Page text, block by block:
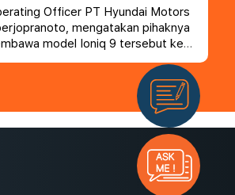
Officer PT Hyundai Motors
mengatakan pihaknya
model Ioniq 9 tersebut ke
melihat apakah kendaraan ini